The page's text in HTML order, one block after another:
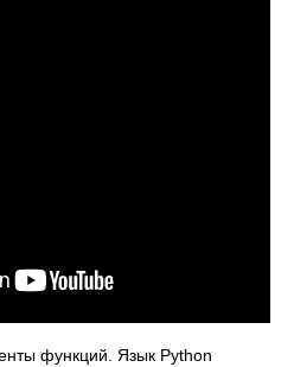
функций. Язык Python